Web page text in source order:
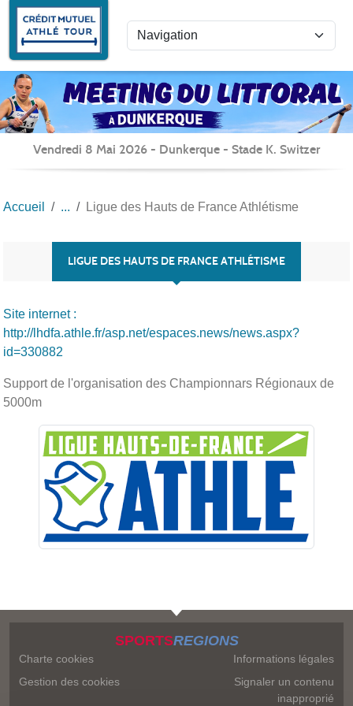
Vendredi 8 Mai 2026 - Dunkerque - Stade K. Switzer
Accueil Ligue des Hauts de France Athlétisme
LIGUE DES HAUTS DE FRANCE ATHLÉTISME
Site internet :
http://lhdfa.athle.fr/asp.net/espaces.news/news.aspx?
id=330882
Support de l'organisation des Championnars Régionaux de
5000m
SPORTSREGIONS
Charte cookies
Gestion des cookies
Informations légales
Signaler un contenu
inapproprié
Panneau de gestion des cookies